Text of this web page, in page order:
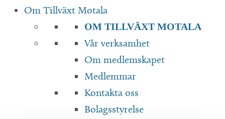
Om Tillväxt Motala
OM TILLVÄXT MOTALA
Vår verksamhet
Om medlemskapet
Medlemmar
Kontakta oss
Bolagsstyrelse